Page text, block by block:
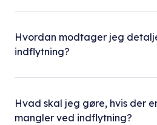
Hvordan modtager jeg
indflytning?
Hvad skal jeg gøre, hvis der
mangler ved indflytning?